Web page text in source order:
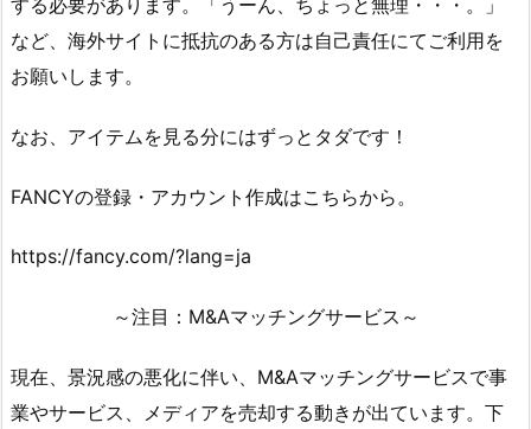
など、海外サイトに抵抗のある方は自己責任にてご利用を
お願いします。
なお、アイテムを見る分にはずっとタダです！
FANCYの登録・アカウント作成はこちらから。
https://fancy.com/?lang=ja
～注目：M&Aマッチングサービス～
現在、景況感の悪化に伴い、M&Aマッチングサービスで事
業やサービス、メディアを売却する動きが出ています。下